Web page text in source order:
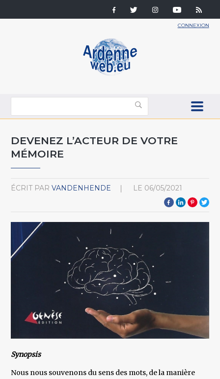
CONNEXION
DEVENEZ L’ACTEUR DE VOTRE
MÉMOIRE
ÉCRIT PAR VANDENHENDE LE 06/05/2021
Synopsis
Nous nous souvenons du sens des mots, de la manière